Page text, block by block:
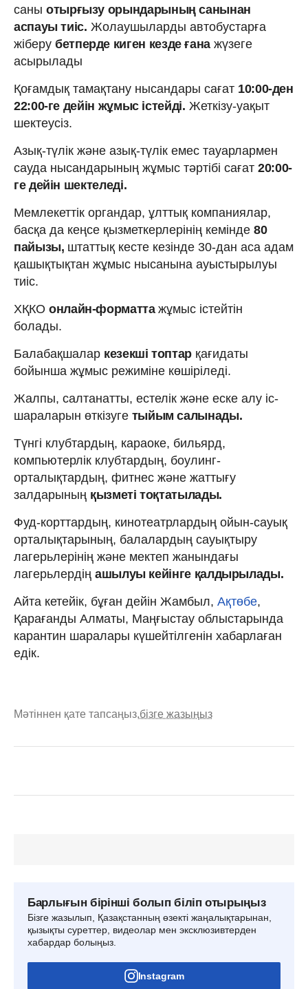
саны отырғызу орындарының санынан
аспауы тиіс. Жолаушыларды автобустарға
жіберу бетперде киген кезде ғана жүзеге
асырылады
Қоғамдық тамақтану нысандары сағат 10:00-ден
22:00-ге дейін жұмыс істейді. Жеткізу-уақыт
шектеусіз.
Азық-түлік және азық-түлік емес тауарлармен
сауда нысандарының жұмыс тәртібі сағат 20:00-
ге дейін шектеледі.
Мемлекеттік органдар, ұлттық компаниялар,
басқа да кеңсе қызметкерлерінің кемінде 80
пайызы, штаттық кесте кезінде 30-дан аса адам
қашықтықтан жұмыс нысанына ауыстырылуы
тиіс.
ХҚКО онлайн-форматтажұмыс істейтін
болады.
Балабақшалар кезекші топтарқағидаты
бойынша жұмыс режиміне көшіріледі.
Жалпы, салтанатты, естелік және еске алу іс-
шараларын өткізуге тыйым салынады.
Түнгі клубтардың, караоке, бильярд,
компьютерлік клубтардың, боулинг-
орталықтардың, фитнес және жаттығу
залдарының қызметі тоқтатылады.
Фуд-корттардың, кинотеатрлардың ойын-сауық
орталықтарының, балалардың сауықтыру
лагерьлерінің және мектеп жанындағы
лагерьлердің ашылуы кейінге қалдырылады.
Айта кетейік, бұған дейін Жамбыл, Ақтөбе,
Қарағанды Алматы, Маңғыстау облыстарында
карантин шаралары күшейтілгенін хабарлаған
едік.
Мәтіннен қате тапсаңыз,бізге жазыңыз
Барлығын бірінші болып біліп отырыңыз
Бізге жазылып, Қазақстанның өзекті жаңалықтарынан,
қызықты суреттер, видеолар мен эксклюзивтерден
хабардар болыңыз.
Instagram